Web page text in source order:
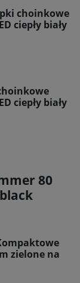
choinkowe
ciepły biały
ciepły biały
80
zielone na